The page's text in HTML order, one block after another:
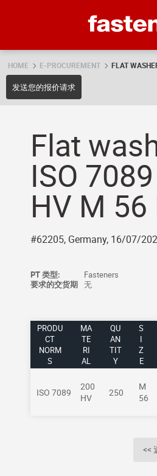
HOME E-PROCUREMENT FLAT
发送您的报价请求
Flat
ISO
HV M 56
#62205, Germany, 16/07/
PT 类型:
Fasteners
要求的交货期 无
PRODU
CT
NORM
S
MA
TE
RI
AL
QU
AN
TIT
Y
S
I
Z
E
ISO 7089
200
HV
250
M
56
<<